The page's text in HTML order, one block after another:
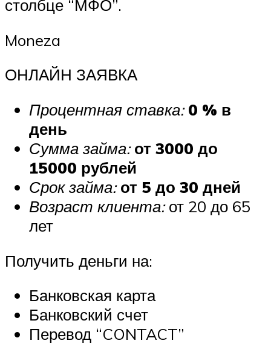
столбце “МФО”.
Moneza
ОНЛАЙН ЗАЯВКА
Процентная ставка: 0 % в
день
Сумма займа: от 3000 до
15000 рублей
Срок займа: от 5 до 30 дней
Возраст клиента:от 20 до 65
лет
Получить деньги на:
Банковская карта
Банковский счет
Перевод “CONTACT”